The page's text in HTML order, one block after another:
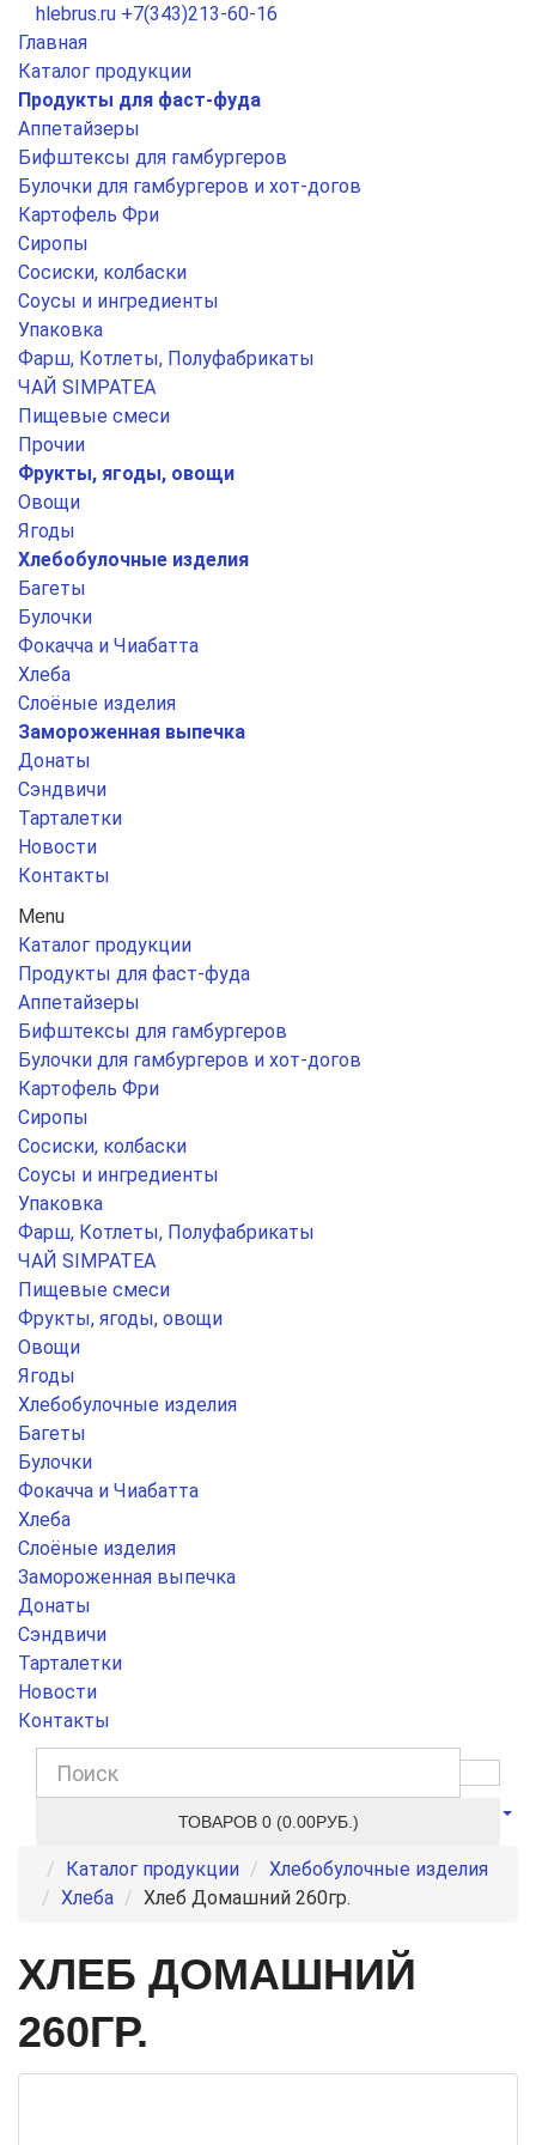
hlebrus.ru +7(343)213-60-16
Главная
Каталог продукции
Продукты для фаст-фуда
Аппетайзеры
Бифштексы для гамбургеров
Булочки для гамбургеров и хот-догов
Картофель Фри
Сиропы
Сосиски, колбаски
Соусы и ингредиенты
Упаковка
Фарш, Котлеты, Полуфабрикаты
ЧАЙ SIMPATEA
Пищевые смеси
Прочии
Фрукты, ягоды, овощи
Овощи
Ягоды
Хлебобулочные изделия
Багеты
Булочки
Фокачча и Чиабатта
Хлеба
Слоёные изделия
Замороженная выпечка
Донаты
Сэндвичи
Тарталетки
Новости
Контакты
Menu
Каталог продукции
Продукты для фаст-фуда
Аппетайзеры
Бифштексы для гамбургеров
Булочки для гамбургеров и хот-догов
Картофель Фри
Сиропы
Сосиски, колбаски
Соусы и ингредиенты
Упаковка
Фарш, Котлеты, Полуфабрикаты
ЧАЙ SIMPATEA
Пищевые смеси
Фрукты, ягоды, овощи
Овощи
Ягоды
Хлебобулочные изделия
Багеты
Булочки
Фокачча и Чиабатта
Хлеба
Слоёные изделия
Замороженная выпечка
Донаты
Сэндвичи
Тарталетки
Новости
Контакты
ТОВАРОВ 0 (0.00РУБ.)
Каталог продукции
Хлебобулочные изделия
Хлеба
Хлеб Домашний 260гр.
ХЛЕБ ДОМАШНИЙ
260ГР.